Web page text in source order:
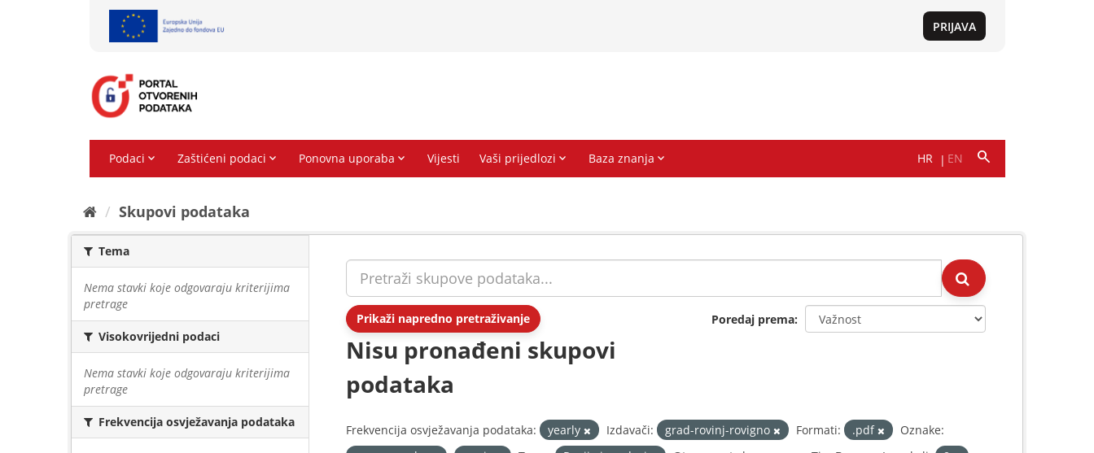
Skupovi podаtаkа
Tema
Nema stavki koje odgovaraju kriterijima
pretrage
Visokovrijedni podaci
Nema stavki koje odgovaraju kriterijima
pretrage
Frekvencija osvježavanja podataka
Prikaži napredno pretraživanje Poredaj prema
Nisu pronađeni skupovi
podataka
Frekvencija osvježavanja podataka: yearly Izdavači: grad-rovinj-rovigno Formati: .pdf
Oznake: